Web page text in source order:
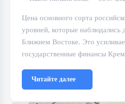
Цена основного сорта
уровней, которые наблюдались
Ближнем Востоке. Это
государственные финансы
Читайте далее